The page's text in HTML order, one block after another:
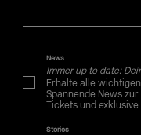
News
Immer up to date:
Erhalte alle
Spannende News
Tickets und
Stories